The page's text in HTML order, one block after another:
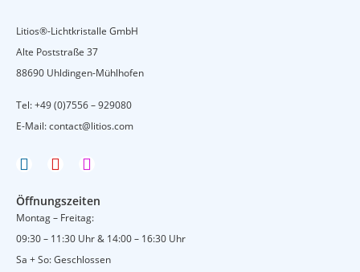
Litios®-Lichtkristalle GmbH
Alte Poststraße 37
88690 Uhldingen-Mühlhofen
Tel:+49 (0)7556 – 929080
E-Mail:contact@litios.com
F
c
e
b
o
o
Y
u
t
u
b
e
I
s
t
a
g
r
Öffnungszeiten
Montag – Freitag:
09:30 – 11:30 Uhr & 14:00 – 16:30 Uhr
Sa + So: Geschlossen